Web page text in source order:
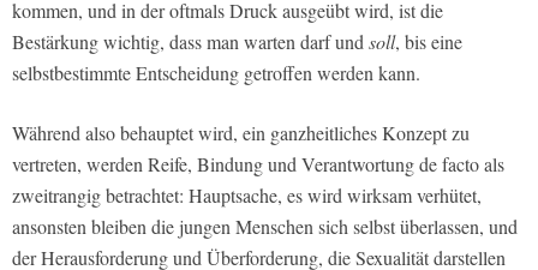
kommen, und in der oftmals Druck ausgeübt wird, ist die
Bestärkung wichtig, dass man warten darf und soll, bis eine
selbstbestimmte Entscheidung getroffen werden kann.
Während also behauptet wird, ein ganzheitliches Konzept zu
vertreten, werden Reife, Bindung und Verantwortung de facto als
zweitrangig betrachtet: Hauptsache, es wird wirksam verhütet,
ansonsten bleiben die jungen Menschen sich selbst überlassen, und
der Herausforderung und Überforderung, die Sexualität darstellen